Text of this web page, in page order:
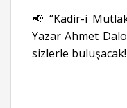
📢 “Kadir-i
Yazar Ahmet
sizlerle buluşacak!